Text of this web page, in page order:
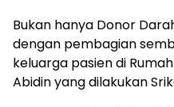
Bukan hanya Donor
dengan pembagian
keluarga pasien di
Abidin yang dilakukan